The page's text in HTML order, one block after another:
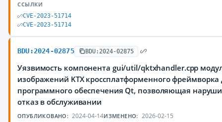
ССЫЛКИ
CVE-2023-51714
CVE-2023-51714
BDU:2024-02875 BDU:2024-02875
Уязвимость компонента gui/util/qktxhandler.cpp
изображений KTX кроссплатформенного фреймворка
программного обеспечения Qt, позволяющая
отказ в обслуживании
ОПУБЛИКОВАНО: 2024-04-14ИЗМЕНЕНО: 2026-02-15